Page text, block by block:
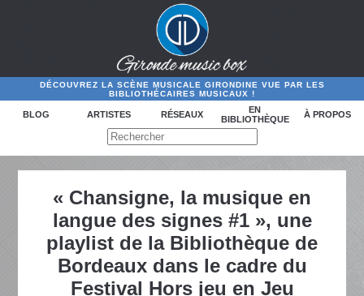
DÉCOUVREZ LA SCÈNE MUSICALE GIRONDINE VUE PAR LES
BIBLIOTHÉCAIRES MUSICAUX !
BLOG ARTISTES RÉSEAUX
EN
BIBLIOTHÈQUE
À PROPOS
« Chansigne, la musique en
langue des signes #1 », une
playlist de la Bibliothèque de
Bordeaux dans le cadre du
Festival Hors jeu en Jeu